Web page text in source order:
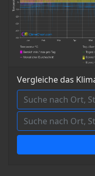
Vergleiche das